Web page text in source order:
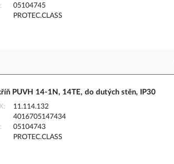
05104745
PROTEC.CLASS
PUVH 14-1N, 14TE, do dutých stěn, IP30
11.114.132
4016705147434
05104743
PROTEC.CLASS